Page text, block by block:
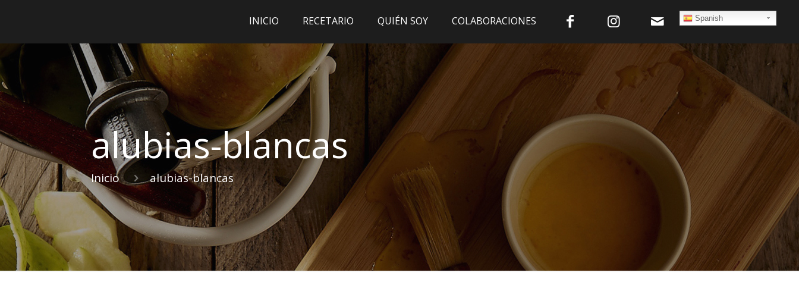
INICIO RECETARIO QUIÉN SOY COLABORACIONES Spanish
alubias-blancas
Inicio alubias-blancas